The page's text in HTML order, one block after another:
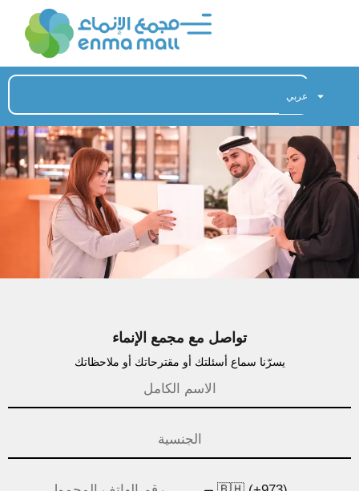
عربي
تواصل مع مجمع الإنماء
يسرّنا سماع أسئلتك أو مقترحاتك أو ملاحظاتك